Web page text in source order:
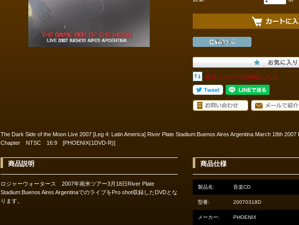
返品についての詳細はこちら
The Dark Side of the Moon Live 2007 [Leg 4: Latin America] River Plate Stadium:Buenos Aires Argentina March 18th
Chapter NTSC 16:9 [PHOENIX(1DVD-R)]
商品説明
ロジャーウォータース 2007年南米ツアー3月18日River Plate
Stadium:Buenos Aires ArgentinaでのライブをPro shot収録したDVDとな
ります。
商品仕様
製品名: 音楽CD
型番: 20070318D
メーカー: PHOENIX